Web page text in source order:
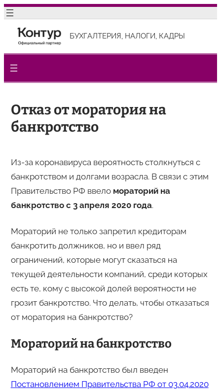
Перейти
содержимому
БУХГАЛТЕРИЯ, НАЛОГИ, КАДРЫ
Отказ от моратория на
банкротство
Из-за коронавируса вероятность столкнуться с
банкротством и долгами возрасла. В связи с этим
Правительство РФ ввело мораторий на
банкротство с 3 апреля 2020 года.
Мораторий не только запретил кредиторам
банкротить должников, но и ввел ряд
ограничений, которые могут сказаться на
текущей деятельности компаний, среди которых
есть те, кому с высокой долей вероятности не
грозит банкротство. Что делать, чтобы отказаться
от моратория на банкротство?
Мораторий на банкротство
Мораторий на банкротство был введен
Постановлением Правительства РФ от 03.04.2020